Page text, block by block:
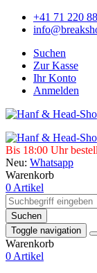
+41 71 220
Suchen
Zur Kasse
Ihr Konto
Anmelden
Bis 18:00 Uhr
Neu: Whatsapp
Warenkorb
0 Artikel
Suchen
Toggle navigation
Warenkorb
0 Artikel